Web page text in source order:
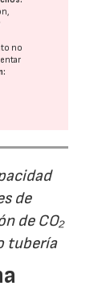
no
de
de CO₂
tubería